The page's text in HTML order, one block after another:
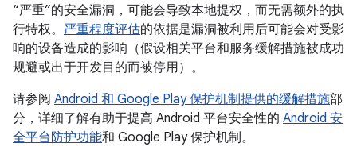
“严重”的安全漏洞，可能会导致本地提权，而无需额外的执
行特权。 严重程度评估的依据是漏洞被利用后可能会对受影
响的设备造成的影响（假设相关平台和服务缓解措施被成功
规避或出于开发目的而被停用）。
请参阅 Android 和 Google Play 保护机制提供的缓解措施部
分，详细了解有助于提高 Android 平台安全性的 Android 安
全平台防护功能和 Google Play 保护机制。